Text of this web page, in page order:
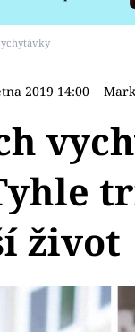
2019 14:00
život